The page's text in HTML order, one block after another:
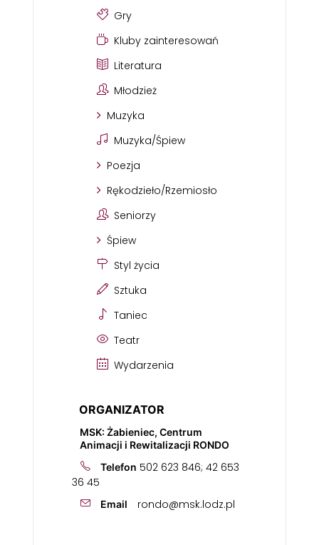
Gry
Kluby zainteresowań
Literatura
Młodzież
Muzyka
Muzyka/Śpiew
Poezja
Rękodzieło/Rzemiosło
Seniorzy
Śpiew
Styl życia
Sztuka
Taniec
Teatr
Wydarzenia
ORGANIZATOR
MSK: Żabieniec, Centrum
Animacji i Rewitalizacji RONDO
Telefon 502 623 846; 42 653
36 45
Email rondo@msk.lodz.pl